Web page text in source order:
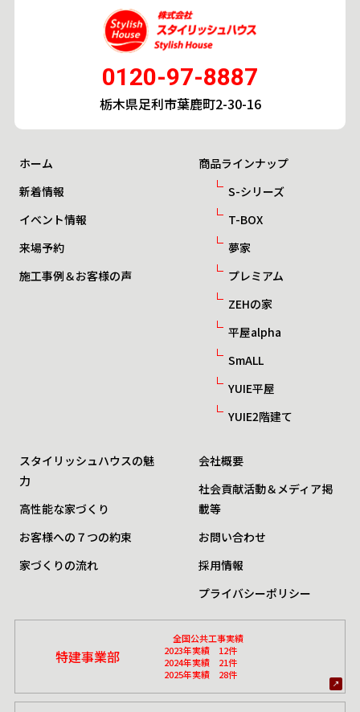
0120-97-8887
栃木県足利市葉鹿町2-30-16
ホーム
新着情報
イベント情報
来場予約
施工事例＆お客様の声
商品ラインナップ
S-シリーズ
T-BOX
夢家
プレミアム
ZEHの家
平屋alpha
SmALL
YUIE平屋
YUIE2階建て
スタイリッシュハウスの魅
力
高性能な家づくり
お客様への７つの約束
家づくりの流れ
会社概要
社会貢献活動＆メディア掲
載等
お問い合わせ
採用情報
プライバシーポリシー
特建事業部
全国公共工事実績
2023年実績 12件
2024年実績 21件
2025年実績 28件